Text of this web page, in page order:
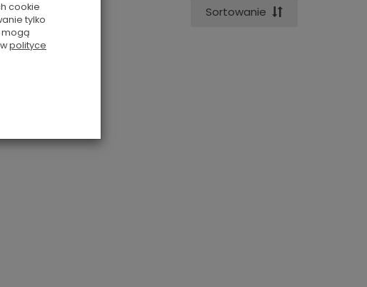
Sortowanie
cookie
tylko
mogą
polityce